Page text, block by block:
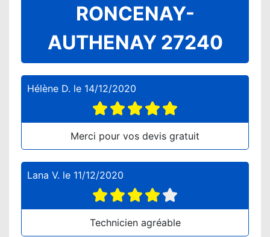
RONCENAY-
AUTHENAY 27240
Hélène D. le 14/12/2020
Merci pour vos devis gratuit
Lana V. le 11/12/2020
Technicien agréable